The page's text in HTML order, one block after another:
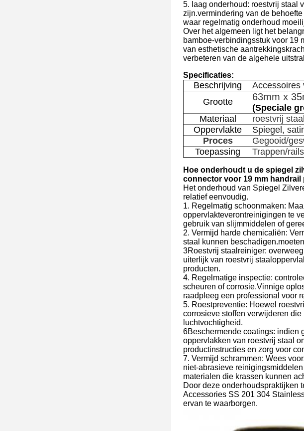
5. laag onderhoud: roestvrij staal
zijn.vermindering van de
waar regelmatig onderhoud
Over het algemeen ligt het
bamboe-verbindingsstuk voor 19
van esthetische
verbeteren van de algehele
Specificaties:
Beschrijving
Accessoires
Grootte
63mm x
(Speciale
Materiaal
roestvrij
Oppervlakte
Spiegel,
Proces
Gegooid/
Toepassing
Trappen/
Hoe onderhoudt u de spiegel
connector voor 19 mm handrail
Het onderhoud van Spiegel
relatief eenvoudig.
1. Regelmatig schoonmaken:
oppervlakteverontreinigingen te
gebruik van slijmmiddelen of
2. Vermijd harde chemicaliën:
staal kunnen
3Roestvrij staalreiniger:
uiterlijk van roestvrij
producten.
4. Regelmatige inspectie:
scheuren of corrosie.Vinnige
raadpleeg een professional voor
5. Roestpreventie: Hoewel
corrosieve stoffen verwijderen
luchtvochtigheid.
6Beschermende coatings: indien
oppervlakken van roestvrij staal
productinstructies en zorg voor
7. Vermijd schrammen: Wees
niet-abrasieve
materialen die krassen kunnen
Door deze onderhoudspraktijken
Accessories SS 201 304
ervan te waarborgen.